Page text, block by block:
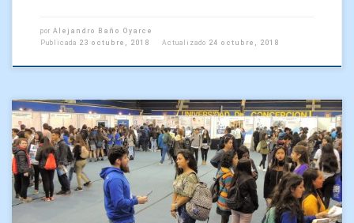
por Alejandro Baño Oyarce
Publicada 23 octubre, 2018 Actualizado 24 octubre, 2018
Durante el lunes 22 y el martes 23 de octubre monitores de
Geofísica estuvieron el la Casa del Deporte de la Universidad
de Concepción para […]